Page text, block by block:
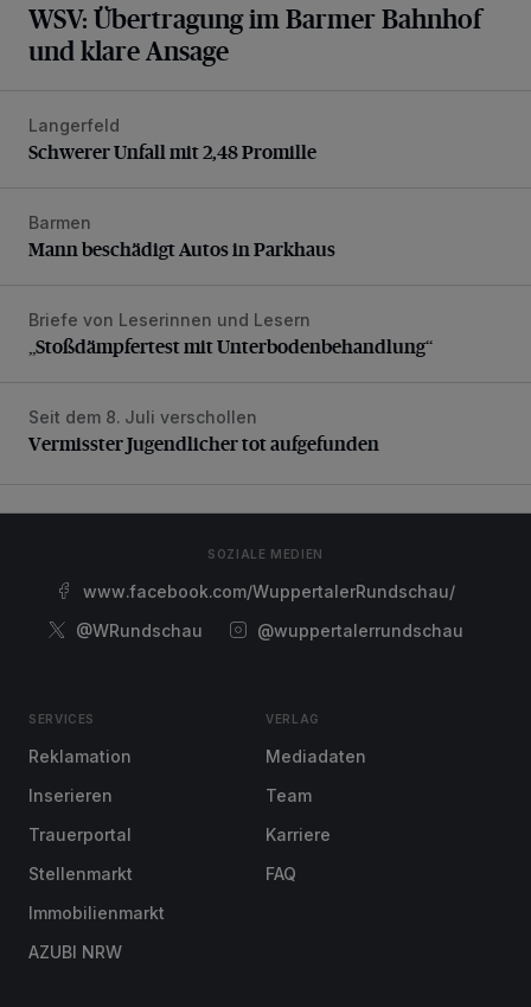
WSV: Übertragung im Barmer Bahnhof
und klare Ansage
Schwerer Unfall mit 2,48 Promille
Langerfeld
Schwerer Unfall mit 2,48 Promille
Mann beschädigt Autos in Parkhaus
Barmen
Mann beschädigt Autos in Parkhaus
„Stoßdämpfertest mit Unterbodenbehandlung“
Briefe von Leserinnen und Lesern
„Stoßdämpfertest mit Unterbodenbehandlung“
Vermisster Jugendlicher tot aufgefunden
Seit dem 8. Juli verschollen
Vermisster Jugendlicher tot aufgefunden
SOZIALE MEDIEN
www.facebook.com/WuppertalerRundschau/
@WRundschau
@wuppertalerrundschau
SERVICES
Reklamation
Inserieren
Trauerportal
Stellenmarkt
Immobilienmarkt
AZUBI NRW
VERLAG
Mediadaten
Team
Karriere
FAQ